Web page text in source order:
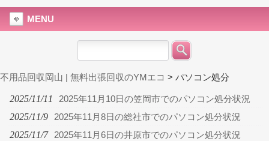
MENU
不用品回収岡山 | 無料出張回収のYMエコ > パソコン処分
2025/11/11 2025年11月10日の笠岡市でのパソコン処分状況
2025/11/9 2025年11月8日の総社市でのパソコン処分状況
2025/11/7 2025年11月6日の井原市でのパソコン処分状況